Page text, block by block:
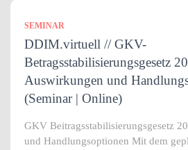
SEMINAR
DDIM.virtuell // GKV-
Betragsstabilisierungsgesetz
Auswirkungen und
(Seminar | Online)
GKV Beitragsstabilisierungsgesetz
und Handlungsoptionen Mit dem